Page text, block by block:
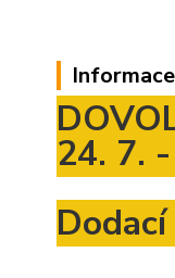
24. 7.